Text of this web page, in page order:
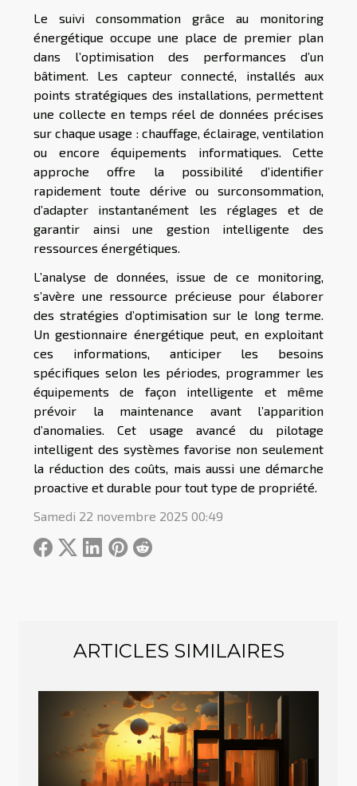
Le suivi consommation grâce au monitoring
énergétique occupe une place de premier plan
dans l’optimisation des performances d’un
bâtiment. Les capteur connecté, installés aux
points stratégiques des installations, permettent
une collecte en temps réel de données précises
sur chaque usage : chauffage, éclairage, ventilation
ou encore équipements informatiques. Cette
approche offre la possibilité d’identifier
rapidement toute dérive ou surconsommation,
d’adapter instantanément les réglages et de
garantir ainsi une gestion intelligente des
ressources énergétiques.
L’analyse de données, issue de ce monitoring,
s’avère une ressource précieuse pour élaborer
des stratégies d’optimisation sur le long terme.
Un gestionnaire énergétique peut, en exploitant
ces informations, anticiper les besoins
spécifiques selon les périodes, programmer les
équipements de façon intelligente et même
prévoir la maintenance avant l’apparition
d’anomalies. Cet usage avancé du pilotage
intelligent des systèmes favorise non seulement
la réduction des coûts, mais aussi une démarche
proactive et durable pour tout type de propriété.
Samedi 22 novembre 2025 00:49
ARTICLES SIMILAIRES